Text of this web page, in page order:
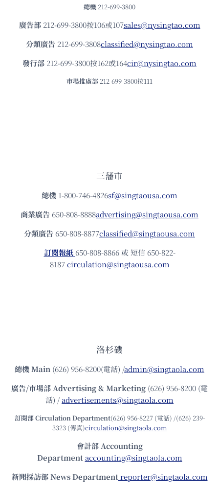
總機 212-699-3800
廣告部212-699-3800按106或107sales@nysingtao.com
分類廣告 212-699-3808classified@nysingtao.com
發⾏部 212-699-3800按162或164cir@nysingtao.com
市場推廣部 212-699-3800按111
三藩市
總機 1-800-746-4826sf@singtaousa.com
商業廣告 650-808-8888advertising@singtaousa.com
分類廣告 650-808-8877classified@singtaousa.com
訂閱報紙 650-808-8866 或 短信 650-822-
8187circulation@singtaousa.com
洛杉磯
總機Main (626) 956-8200(電話) /admin@singtaola.com
廣告/市場部Advertising & Marketing (626) 956-8200 (電
話) /advertisements@singtaola.com
訂閱部 Circulation Department(626) 956-8227 (電話) /(626) 239-
3323 (傳真)circulation@singtaola.com
會計部 Accounting
Department accounting@singtaola.com
新聞採訪部 News Department reporter@singtaola.com